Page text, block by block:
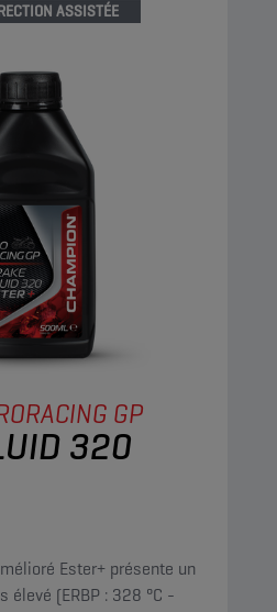
ASSISTÉE
GP
320
Ester+ présente un
(ERBP : 328 °C -